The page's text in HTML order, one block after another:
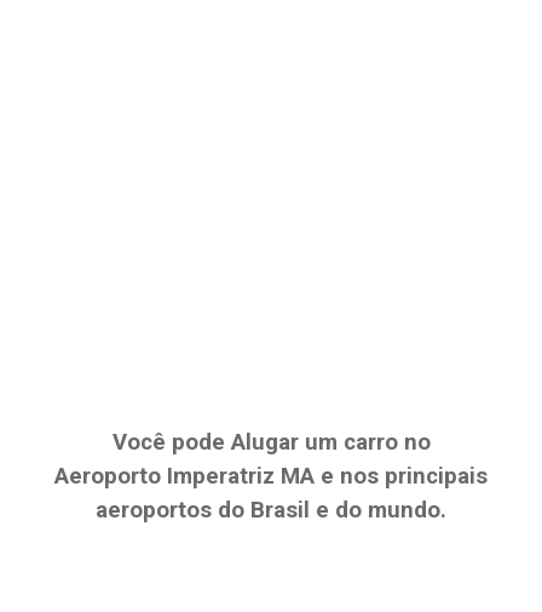
Você pode Alugar um carro no
Aeroporto Imperatriz MA e nos principais
aeroportos do Brasil e do mundo.